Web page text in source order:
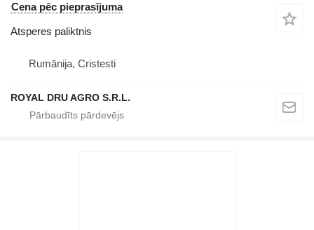
Cena pēc pieprasījuma
Atsperes paliktnis
Rumānija, Cristesti
ROYAL DRU AGRO S.R.L.